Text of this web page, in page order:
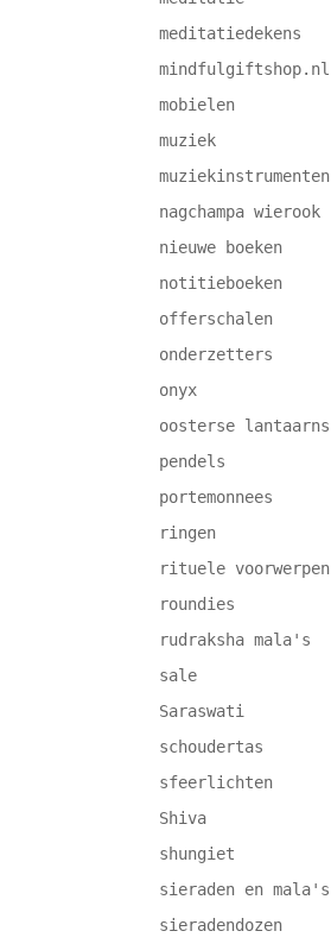
meditatiedekens
mindfulgiftshop.nl
mobielen
muziek
muziekinstrumenten
nagchampa wierook
nieuwe boeken
notitieboeken
offerschalen
onderzetters
onyx
oosterse lantaarns
pendels
portemonnees
ringen
rituele voorwerpen
roundies
rudraksha mala's
sale
Saraswati
schoudertas
sfeerlichten
Shiva
shungiet
sieraden en mala's
sieradendozen